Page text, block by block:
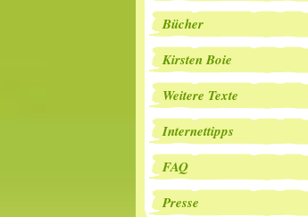
Bücher
Kirsten Boie
Weitere Texte
Internettipps
FAQ
Presse